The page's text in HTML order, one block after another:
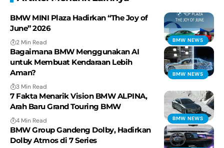
BMW NEWS
BMW MINI Plaza Hadirkan “The Joy of
June” 2026
2 Min Read
BMW NEWS
Bagaimana BMW Menggunakan AI
untuk Membuat Kendaraan Lebih
Aman?
3 Min Read
BMW NEWS
7 Fakta Menarik Vision BMW ALPINA,
Arah Baru Grand Touring BMW
4 Min Read
BMW Group Gandeng Dolby, Hadirkan
Dolby Atmos di 7 Series